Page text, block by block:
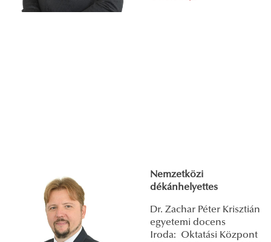
Nemzetközi
dékánhelyettes
Dr. Zachar Péter Krisztián
egyetemi docens
Iroda: Oktatási Központ